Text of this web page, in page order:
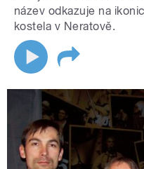
název odkazuje na
kostela v Neratově.